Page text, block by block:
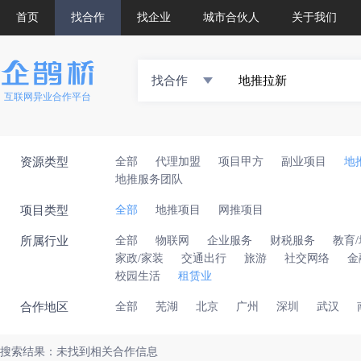
首页 找合作 找企业 城市合伙人 关于我们
互联网异业合作平台
找合作
资源类型 全部 代理加盟 项目甲方 副业项目
地
地推服务团队
项目类型 全部 地推项目 网推项目
所属行业 全部 物联网 企业服务 财税服务
教育/
家政/家装
交通出行 旅游 社交网络
金
校园生活
租赁业
合作地区 全部 芜湖 北京 广州 深圳 武汉
搜索结果：未找到相关合作信息